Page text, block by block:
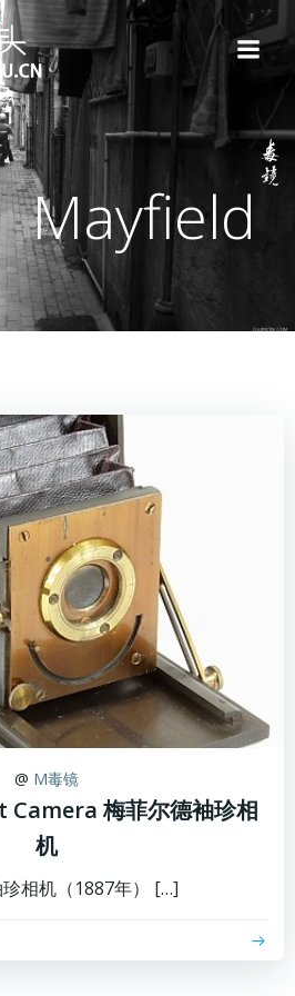
转
到
内
容
Mayfield
@ M毒镜
梅菲尔德袖珍相
机
相机（1887年） […]